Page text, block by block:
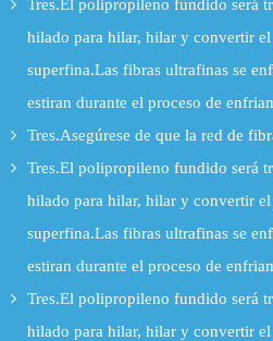
Tres.El polipropileno fundido será
hilado para hilar, hilar y convertir
superfina.Las fibras ultrafinas se
estiran durante el proceso de
Tres.Asegúrese de que la red de
Tres.El polipropileno fundido será
hilado para hilar, hilar y convertir
superfina.Las fibras ultrafinas se
estiran durante el proceso de
Tres.El polipropileno fundido será
hilado para hilar, hilar y convertir